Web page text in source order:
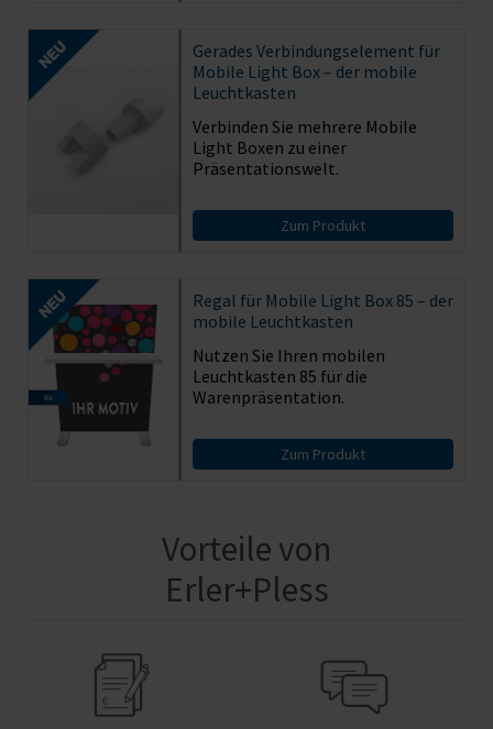
Gerades Verbindungselement für
Mobile Light Box – der mobile
Leuchtkasten
Verbinden Sie mehrere Mobile
Light Boxen zu einer
Präsentationswelt.
Zum Produkt
Regal für Mobile Light Box 85 – der
mobile Leuchtkasten
Nutzen Sie Ihren mobilen
Leuchtkasten 85 für die
Warenpräsentation.
Zum Produkt
Vorteile von
Erler+Pless